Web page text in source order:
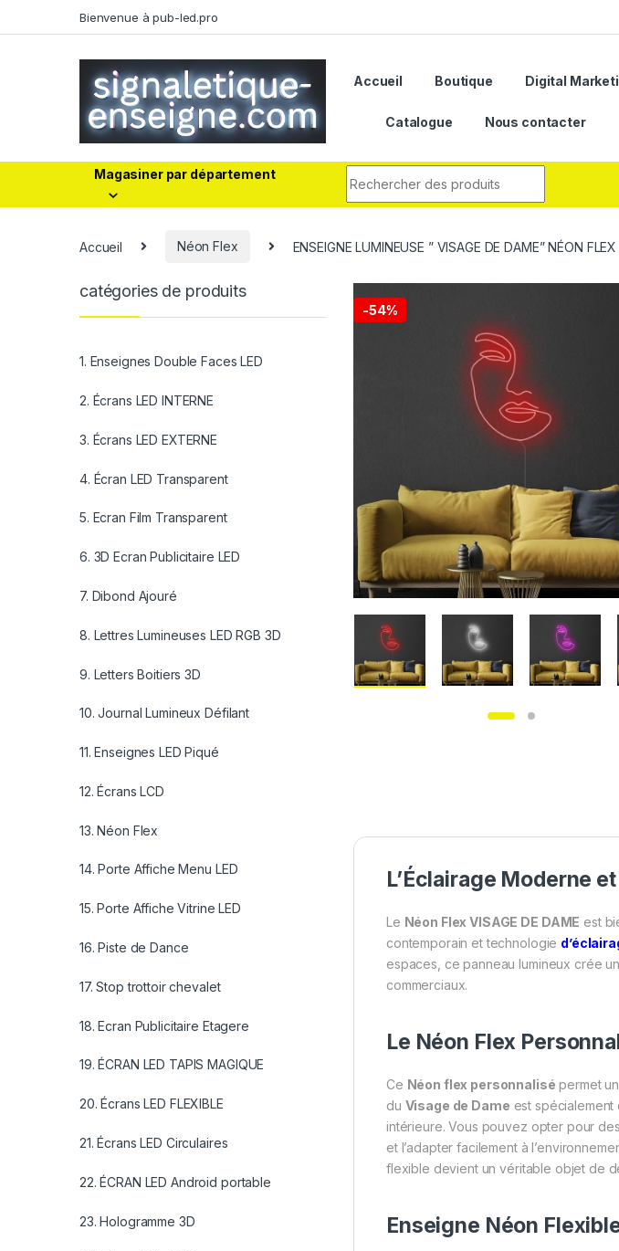
Bienvenue à pub-led.pro
Accueil Boutique Digital
Catalogue Nous contacter
Magasiner par département
Accueil Néon Flex ENSEIGNE LUMINEUSE ” VISAGE DE DAME” NÉON
-54%
L’Éclairage Moderne
Le Néon Flex VISAGE DE DAME est
contemporain et technologie
espaces, ce panneau lumineux crée
commerciaux.
Le Néon Flex
Ce Néon flex personnalisé permet
du Visage de Dame est
intérieure. Vous pouvez opter pour
et l’adapter facilement à
flexible devient un véritable objet de
Enseigne Néon
catégories de produits
1. Enseignes Double Faces LED
2. Écrans LED INTERNE
3. Écrans LED EXTERNE
4. Écran LED Transparent
5. Ecran Film Transparent
6. 3D Ecran Publicitaire LED
7. Dibond Ajouré
8. Lettres Lumineuses LED RGB 3D
9. Letters Boitiers 3D
10. Journal Lumineux Défilant
11. Enseignes LED Piqué
12. Écrans LCD
13. Néon Flex
14. Porte Affiche Menu LED
15. Porte Affiche Vitrine LED
16. Piste de Dance
17. Stop trottoir chevalet
18. Ecran Publicitaire Etagere
19. ÉCRAN LED TAPIS MAGIQUE
20. Écrans LED FLEXIBLE
21. Écrans LED Circulaires
22. ÉCRAN LED Android portable
23. Hologramme 3D